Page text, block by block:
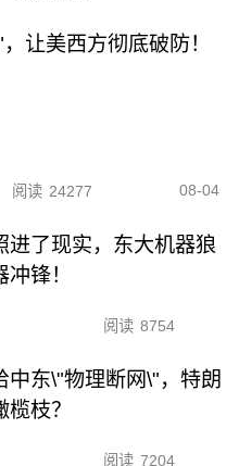
让美西方彻底破防！
阅读 24277 08-04
进了现实，东大机器狼
锋！
阅读 8754
中东\"物理断网\"，特朗
枝？
阅读 7204